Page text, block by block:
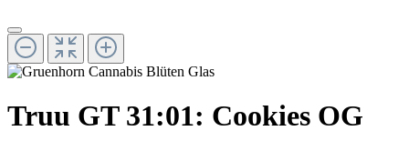
Truu GT 31:01: Cookies OG